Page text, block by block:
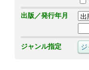
出版／発行年月
ジャンル指定